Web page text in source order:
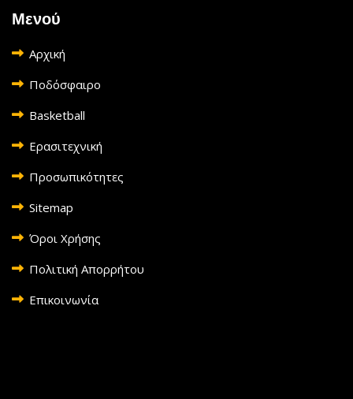
Μενού
Αρχική
Ποδόσφαιρο
Basketball
Ερασιτεχνική
Προσωπικότητες
Sitemap
Όροι Χρήσης
Πολιτική Απορρήτου
Επικοινωνία